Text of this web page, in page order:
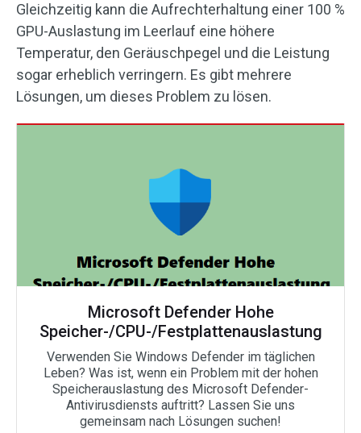
Gleichzeitig kann die Aufrechterhaltung einer 100 %
GPU-Auslastung im Leerlauf eine höhere
Temperatur, den Geräuschpegel und die Leistung
sogar erheblich verringern. Es gibt mehrere
Lösungen, um dieses Problem zu lösen.
Microsoft Defender Hohe
Speicher-/CPU-/Festplattenauslastung
Verwenden Sie Windows Defender im täglichen
Leben? Was ist, wenn ein Problem mit der hohen
Speicherauslastung des Microsoft Defender-
Antivirusdiensts auftritt? Lassen Sie uns
gemeinsam nach Lösungen suchen!